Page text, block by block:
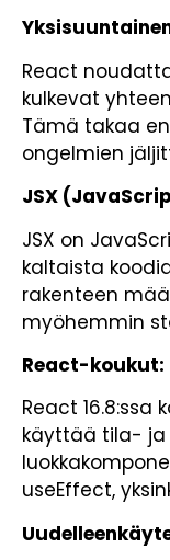
React
kulkevat
Tämä takaa
ongelmien
JSX
JSX on
kaltaista
rakenteen
myöhemmin
React-koukut:
React
käyttää tila- ja
useEffect,